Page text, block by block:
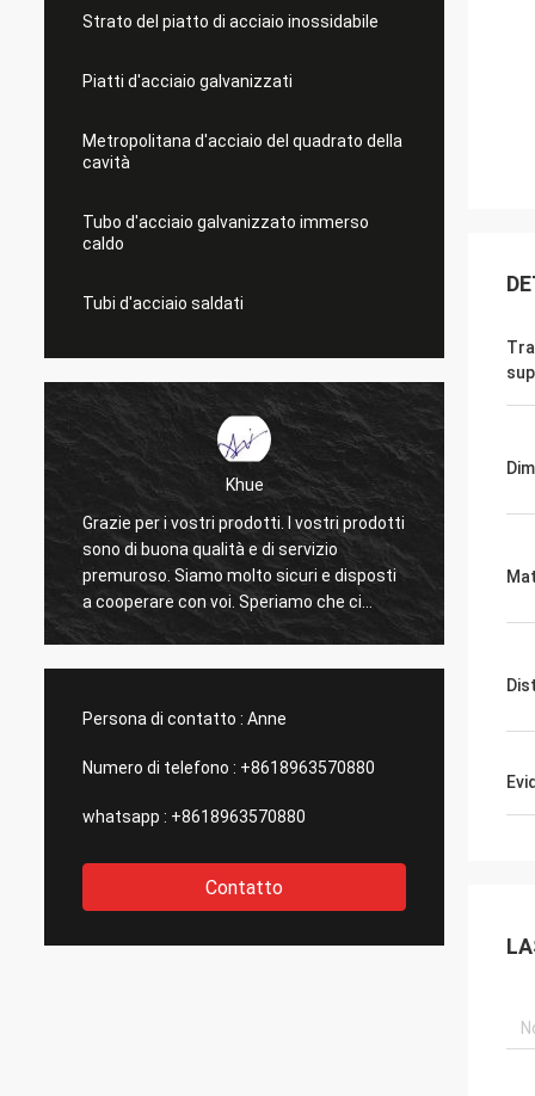
Strato del piatto di acciaio inossidabile
Piatti d'acciaio galvanizzati
Metropolitana d'acciaio del quadrato della
cavità
Tubo d'acciaio galvanizzato immerso
caldo
Tubi d'acciaio saldati
Grazie per i vostri prodotti. I vostri prodotti
sono di buona qualità e di servizio
premuroso. Siamo molto sicuri e disposti
a cooperare con voi. Speriamo che ci
siano in futuro opportunità per la
Molte grazie per
La qualità dei
sempre molto
cooperazione.
Persona di contatto : Anne
Numero di telefono : +8618963570880
whatsapp : +8618963570880
Contatto